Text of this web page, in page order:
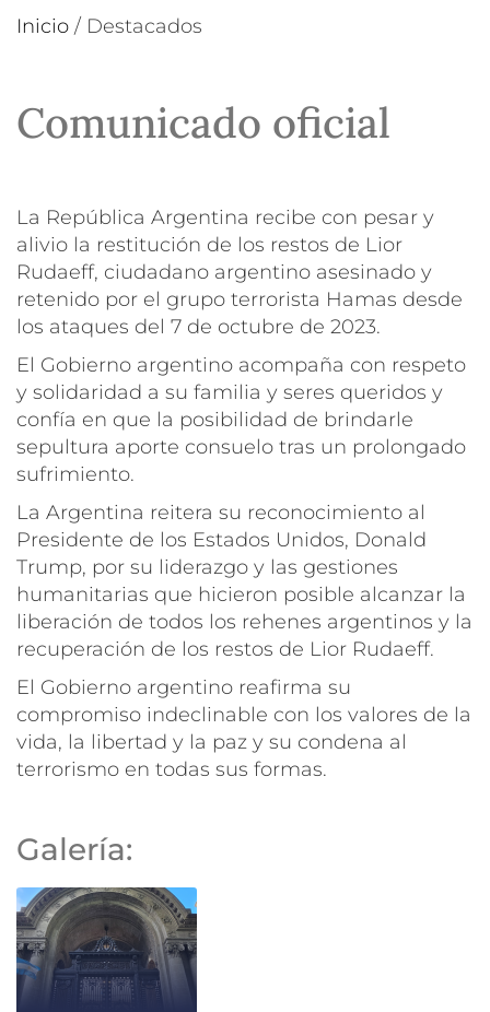
Inicio / Destacados
Comunicado oficial
La República Argentina recibe con pesar y
alivio la restitución de los restos de Lior
Rudaeff, ciudadano argentino asesinado y
retenido por el grupo terrorista Hamas desde
los ataques del 7 de octubre de 2023.
El Gobierno argentino acompaña con respeto
y solidaridad a su familia y seres queridos y
confía en que la posibilidad de brindarle
sepultura aporte consuelo tras un prolongado
sufrimiento.
La Argentina reitera su reconocimiento al
Presidente de los Estados Unidos, Donald
Trump, por su liderazgo y las gestiones
humanitarias que hicieron posible alcanzar la
liberación de todos los rehenes argentinos y la
recuperación de los restos de Lior Rudaeff.
El Gobierno argentino reafirma su
compromiso indeclinable con los valores de la
vida, la libertad y la paz y su condena al
terrorismo en todas sus formas.
Galería: